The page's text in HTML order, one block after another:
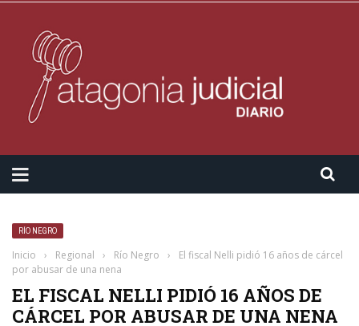
RÍO NEGRO
Inicio › Regional › Río Negro ›
El fiscal Nelli pidió 16 años de cárcel
por abusar de una nena
EL FISCAL NELLI PIDIÓ 16 AÑOS DE
CÁRCEL POR ABUSAR DE UNA NENA